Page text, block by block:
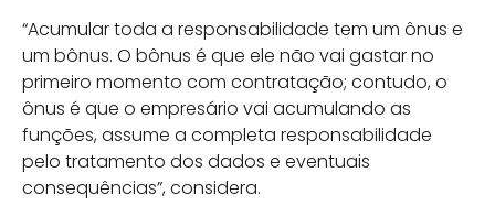
“Acumular toda a responsabilidade tem um ônus e
um bônus. O bônus é que ele não vai gastar no
primeiro momento com contratação; contudo, o
ônus é que o empresário vai acumulando as
funções, assume a completa responsabilidade
pelo tratamento dos dados e eventuais
consequências”, considera.